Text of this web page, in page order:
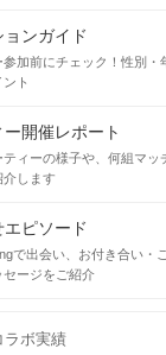
ョンガイド
参加前にチェック！性別・
ト
開催レポート
ティーの様子や、何組マッ
します
エピソード
で出会い、お付き合い・
セージをご紹介
ラボ実績